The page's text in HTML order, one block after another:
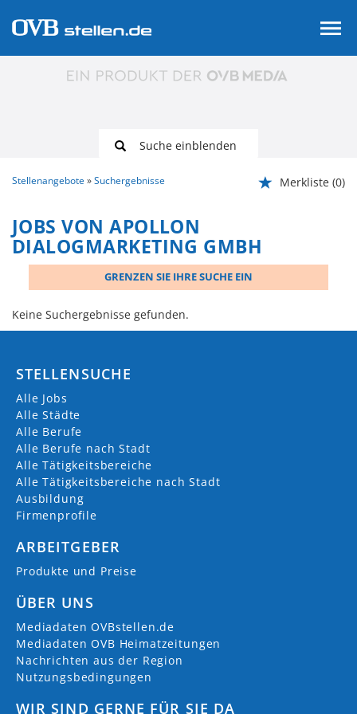
Suche einblenden
Stellenangebote Suchergebnisse Merkliste (0)
JOBS VON APOLLON
DIALOGMARKETING GMBH
GRENZEN SIE IHRE SUCHE EIN
Keine Suchergebnisse gefunden.
STELLENSUCHE
Alle Jobs
Alle Städte
Alle Berufe
Alle Berufe nach Stadt
Alle Tätigkeitsbereiche
Alle Tätigkeitsbereiche nach Stadt
Ausbildung
Firmenprofile
ARBEITGEBER
Produkte und Preise
ÜBER UNS
Mediadaten OVBstellen.de
Mediadaten OVB Heimatzeitungen
Nachrichten aus der Region
Nutzungsbedingungen
WIR SIND GERNE FÜR SIE DA